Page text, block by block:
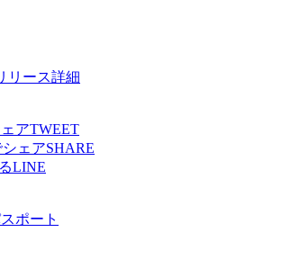
リース詳細
TWEET
SHARE
LINE